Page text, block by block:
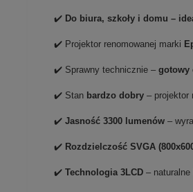
✔️ Do biura, szkoły i domu –
✔️ Projektor renomowanej marki
✔️ Sprawny technicznie –gotowy
✔️ Stan bardzo dobry – projektor
✔️Jasność 3300 lumenów –
✔️ Rozdzielczość SVGA
✔️Technologia 3LCD –